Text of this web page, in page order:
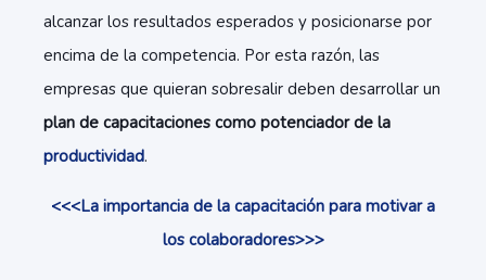
alcanzar los resultados esperados y posicionarse por
encima de la competencia. Por esta razón, las
empresas que quieran sobresalir deben desarrollar un
plan de capacitaciones como potenciador de la
productividad.
<<<La importancia de la capacitación para motivar a
los colaboradores>>>